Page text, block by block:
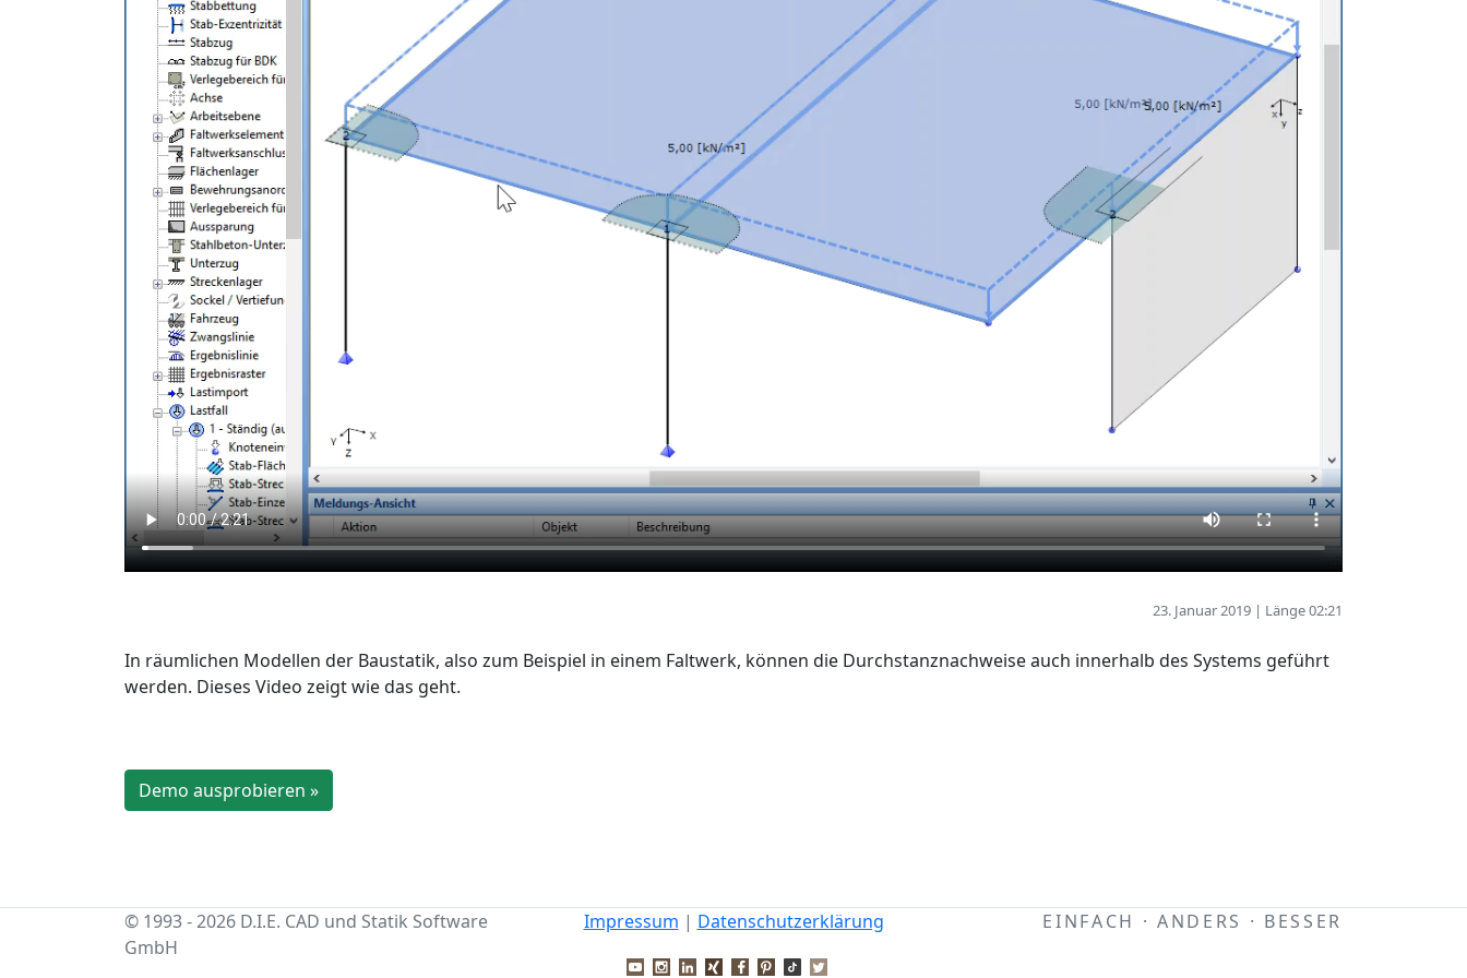
23. Januar 2019 | Länge 02:21
In räumlichen Modellen der Baustatik, also zum Beispiel in einem Faltwerk, können die Durchstanznachweise auch innerhalb des Systems geführt
werden. Dieses Video zeigt wie das geht.
Demo ausprobieren »
© 1993 - 2026 D.I.E. CAD und Statik Software
GmbH
Impressum | Datenschutzerklärung EINFACH · ANDERS · BESSER